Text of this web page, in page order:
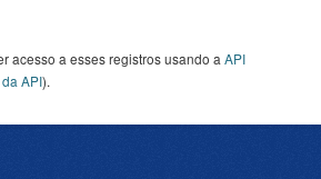
acesso a esses registros usando a API
API).